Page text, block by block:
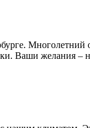
Ваши желания